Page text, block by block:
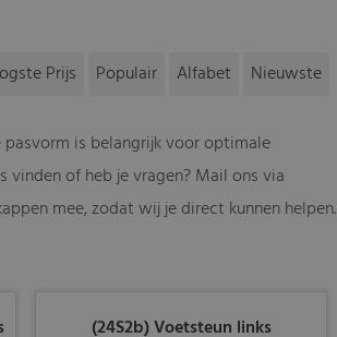
Prijs Populair Alfabet Nieuwste
is belangrijk voor optimale
vinden of heb je vragen? Mail ons via
mee, zodat wij je direct kunnen helpen.
(24S2b) Voetsteun links